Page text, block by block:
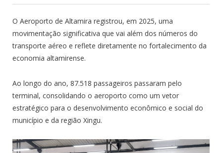
O Aeroporto de Altamira registrou, em 2025, uma
movimentação significativa que vai além dos números do
transporte aéreo e reflete diretamente no fortalecimento da
economia altamirense.
Ao longo do ano, 87.518 passageiros passaram pelo
terminal, consolidando o aeroporto como um vetor
estratégico para o desenvolvimento econômico e social do
município e da região Xingu.